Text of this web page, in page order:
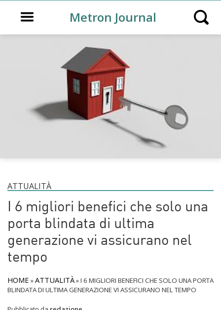
Open main menuMetron Journal Open
ATTUALITÀ
I 6 migliori benefici che solo una
porta blindata di ultima
generazione vi assicurano nel
tempo
HOME »ATTUALITÀ»I 6 MIGLIORI BENEFICI CHE SOLO UNA PORTA
BLINDATA DI ULTIMA GENERAZIONE VI ASSICURANO NEL TEMPO